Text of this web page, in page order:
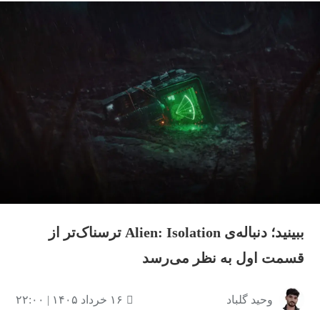
ببینید؛ دنباله‌ی Alien: Isolation ترسناک‌تر از
قسمت اول به نظر می‌رسد
وحید گلباد ۱۶ خرداد ۱۴۰۵ | ۲۲:۰۰